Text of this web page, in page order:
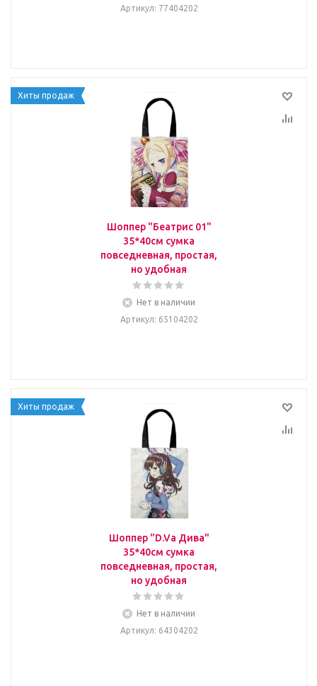
Артикул: 77404202
Хиты продаж
Шоппер "Беатрис 01"
35*40см сумка
повседневная, простая,
но удобная
Нет в наличии
Артикул: 65104202
Хиты продаж
Шоппер "D.Va Дива"
35*40см сумка
повседневная, простая,
но удобная
Нет в наличии
Артикул: 64304202